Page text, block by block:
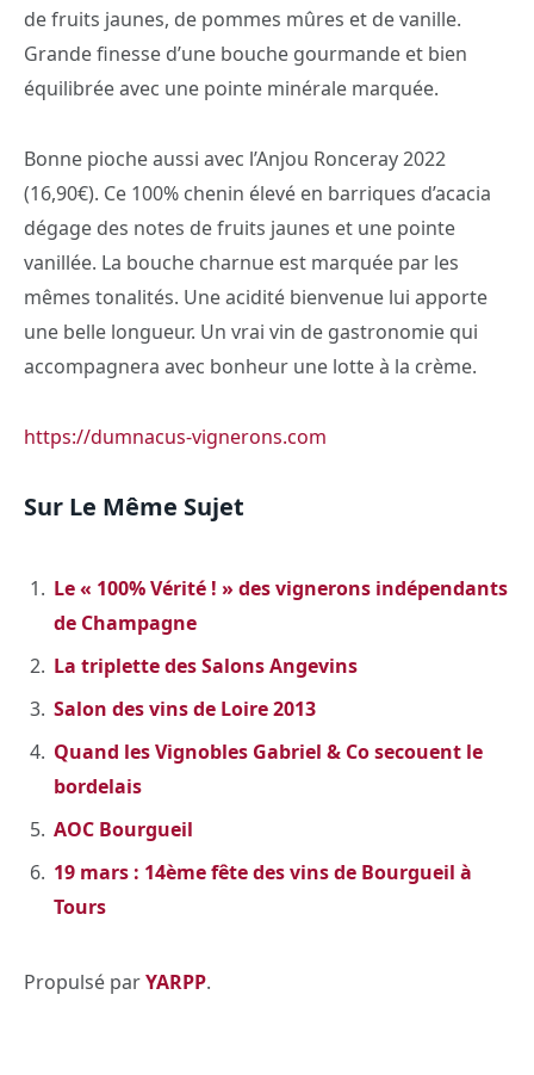
de fruits jaunes, de pommes mûres et de vanille.
Grande finesse d’une bouche gourmande et bien
équilibrée avec une pointe minérale marquée.
Bonne pioche aussi avec l’Anjou Ronceray 2022
(16,90€). Ce 100% chenin élevé en barriques d’acacia
dégage des notes de fruits jaunes et une pointe
vanillée. La bouche charnue est marquée par les
mêmes tonalités. Une acidité bienvenue lui apporte
une belle longueur. Un vrai vin de gastronomie qui
accompagnera avec bonheur une lotte à la crème.
https://dumnacus-vignerons.com
Sur Le Même Sujet
Le « 100% Vérité ! » des vignerons indépendants
de Champagne
La triplette des Salons Angevins
Salon des vins de Loire 2013
Quand les Vignobles Gabriel & Co secouent le
bordelais
AOC Bourgueil
19 mars : 14ème fête des vins de Bourgueil à
Tours
Propulsé parYARPP.